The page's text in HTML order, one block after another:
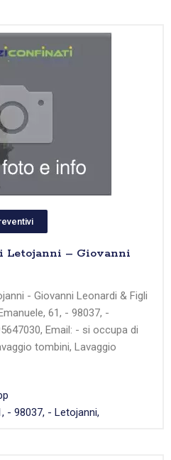
Letojanni – Giovanni
- Giovanni Leonardi & Figli
61, - 98037, -
Email: - si occupa di
tombini, Lavaggio
- 98037, - Letojanni,